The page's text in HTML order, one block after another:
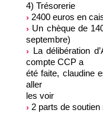
4) Trésorerie
2400 euros en
Un chèque de
septembre)
La délibération
compte CCP a
été faite, claudine
aller
les voir
2 parts de soutien